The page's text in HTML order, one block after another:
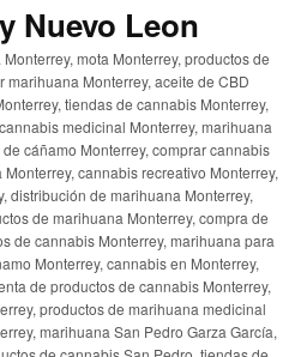
Nuevo Leon
mota Monterrey, productos de
marihuana Monterrey, aceite de CBD
tiendas de cannabis Monterrey,
medicinal Monterrey, marihuana
cáñamo Monterrey, comprar cannabis
cannabis recreativo Monterrey,
distribución de marihuana Monterrey,
de marihuana Monterrey, compra de
de cannabis Monterrey, marihuana para
Monterrey, cannabis en Monterrey,
de productos de cannabis Monterrey,
productos de marihuana medicinal
marihuana San Pedro Garza García,